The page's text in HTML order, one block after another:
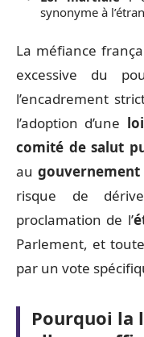
synonyme à
La méfiance
excessive du
l’encadrement
l’adoption d’une
comité de salut
au
risque de
proclamation de l’
Parlement, et
par un vote
Pourquoi la